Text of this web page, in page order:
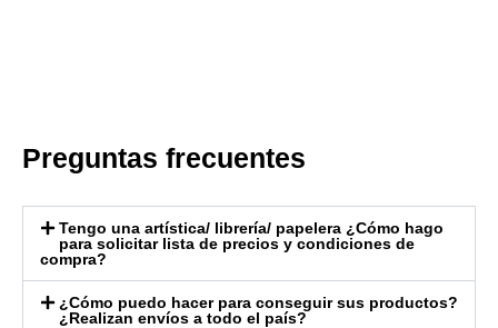
Preguntas frecuentes
Tengo una artística/ librería/ papelera ¿Cómo hago
para solicitar lista de precios y condiciones de
compra?
¿Cómo puedo hacer para conseguir sus productos?
¿Realizan envíos a todo el país?